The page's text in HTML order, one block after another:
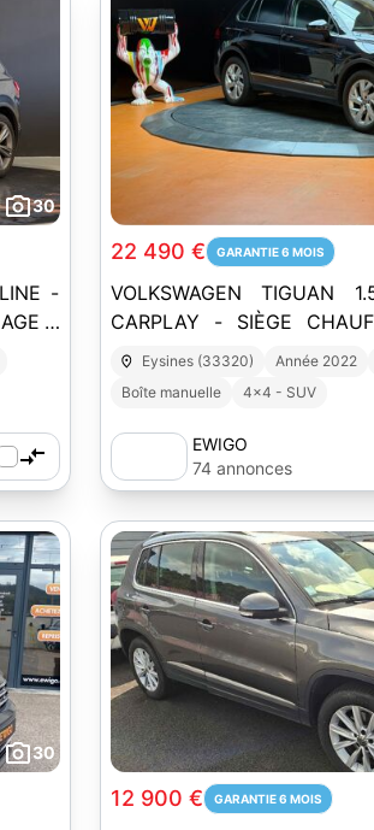
30
-
-
22 490 € GARANTIE 6 MOIS
VOLKSWAGEN
CARPLAY - SIÈGE
VOLKSWAGEN
Eysines (33320) Année 2022
Boîte manuelle
4x4 - SUV
EWIGO
74 annonces
30
12 900 € GARANTIE 6 MOIS